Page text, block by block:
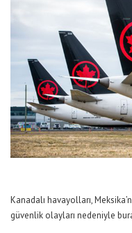
Kanadalı havayolları,
güvenlik olayları nedeniyle